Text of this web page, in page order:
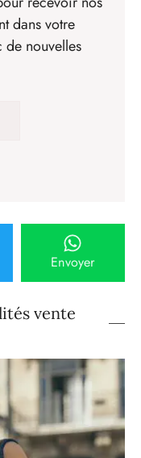
dans votre
nouvelles
Envoyer
vente